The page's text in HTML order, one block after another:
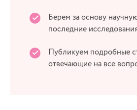
Берем за основу
последние
Публикуем подробные
отвечающие на все